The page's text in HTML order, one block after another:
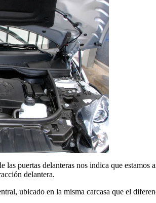
las puertas delanteras nos indica que
delantera.
ubicado en la misma carcasa que el